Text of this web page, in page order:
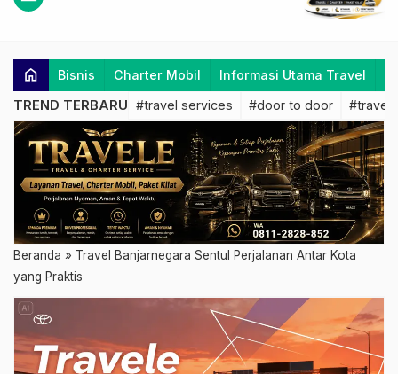
home Bisnis Charter Mobil Informasi Utama Travel
TREND TERBARU #travel services #door to door #travel
Beranda » Travel Banjarnegara Sentul Perjalanan Antar Kota
yang Praktis